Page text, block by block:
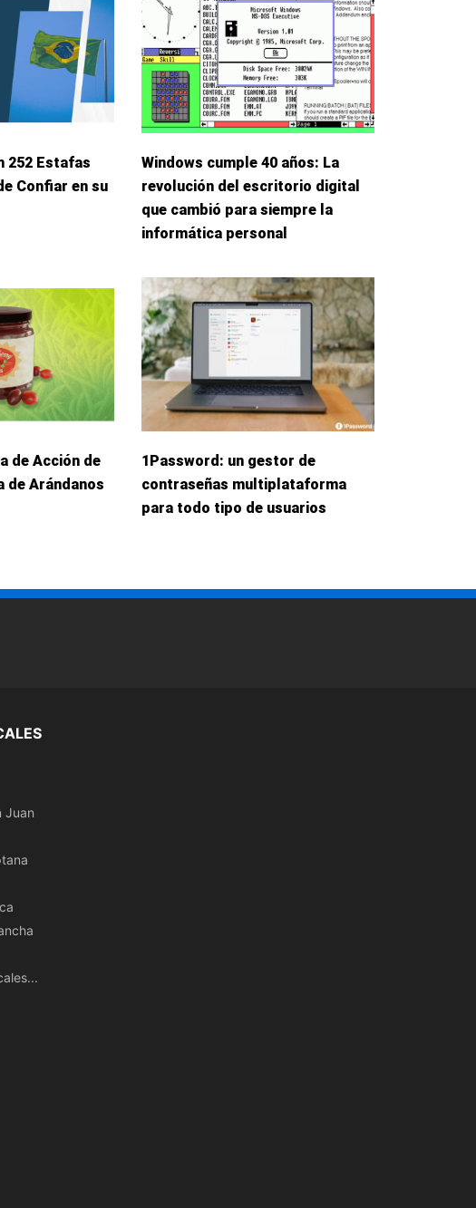
252 Estafas
Confiar en su
Windows cumple 40 años: La
revolución del escritorio digital
que cambió para siempre la
informática personal
de Acción de
de Arándanos
1Password: un gestor de
contraseñas multiplataforma
para todo tipo de usuarios
Juan